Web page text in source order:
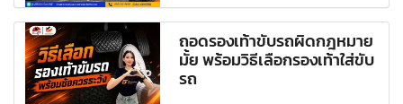
ถอดรองเท้าขับรถผิดกฎหมาย
มั้ย พร้อมวิธีเลือกรองเท้าใส่ขับ
รถ